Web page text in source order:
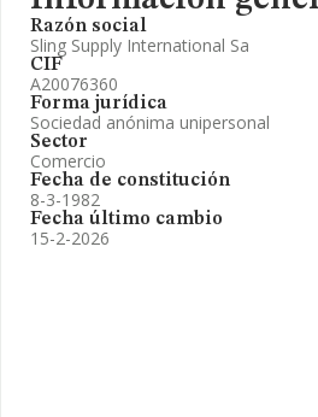
Razón social
Sling Supply International Sa
CIF
A20076360
Forma jurídica
Sociedad anónima unipersonal
Sector
Comercio
Fecha de constitución
8-3-1982
Fecha último cambio
15-2-2026